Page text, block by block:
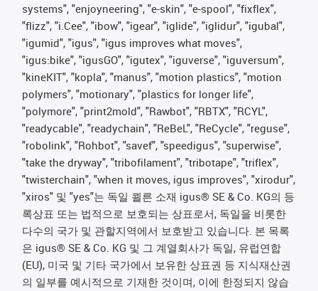
systems", "enjoyneering", "e-skin", "e-spool", "fixflex",
"flizz", "i.Cee", "ibow", "igear", "iglide", "iglidur", "igubal",
"igumid", "igus", "igus improves what moves",
"igus:bike", "igusGO", "igutex", "iguverse", "iguversum",
"kineKIT", "kopla", "manus", "motion plastics", "motion
polymers", "motionary", "plastics for longer life",
"polymore", "print2mold", "Rawbot", "RBTX", "RCYL",
"readycable", "readychain", "ReBeL", "ReCycle", "reguse",
"robolink", "Rohbot", "savef", "speedigus", "superwise",
"take the dryway", "tribofilament", "tribotape", "triflex",
"twisterchain", "when it moves, igus improves", "xirodur",
"xiros" 및 "yes"는 독일 쾰른 소재 igus® SE & Co. KG의 등
록상표 또는 법적으로 보호되는 상표로서, 독일을 비롯한
다수의 국가 및 관할지역에서 보호받고 있습니다. 본 목록
은 igus® SE & Co. KG 및 그 계열회사가 독일, 유럽연합
(EU), 미국 및 기타 국가에서 보유한 상표권 등 지식재산권
의 일부를 예시적으로 기재한 것이며, 이에 한정되지 않습